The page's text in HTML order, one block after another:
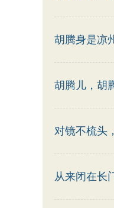
胡腾身是凉
胡腾儿，胡
对镜不梳头
从来闭在长